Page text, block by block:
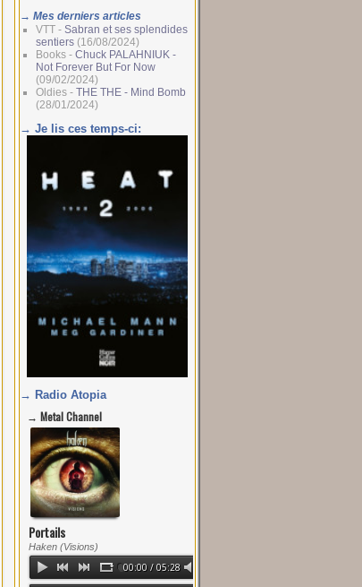
→ Mes derniers articles
VTT - Sabran et ses splendides
sentiers (16/08/2024)
Books - Chuck PALAHNIUK -
Not Forever But For Now
(09/02/2024)
Oldies - THE THE - Mind Bomb
(28/01/2024)
→ Je lis ces temps-ci:
→ Radio Atopia